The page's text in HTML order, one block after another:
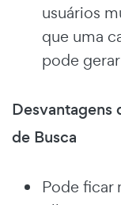
usuários
que uma
pode
Desvantagens
de Busca
Pode ficar